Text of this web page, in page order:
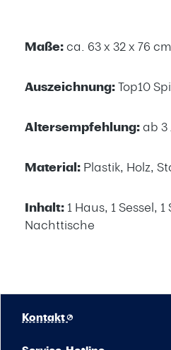
Maße:ca. 63 x 32 x 76
Auszeichnung:Top10
Altersempfehlung:ab 3
Material: Plastik, Holz,
Inhalt: 1 Haus, 1 Sessel,
Nachttische
Kontakt